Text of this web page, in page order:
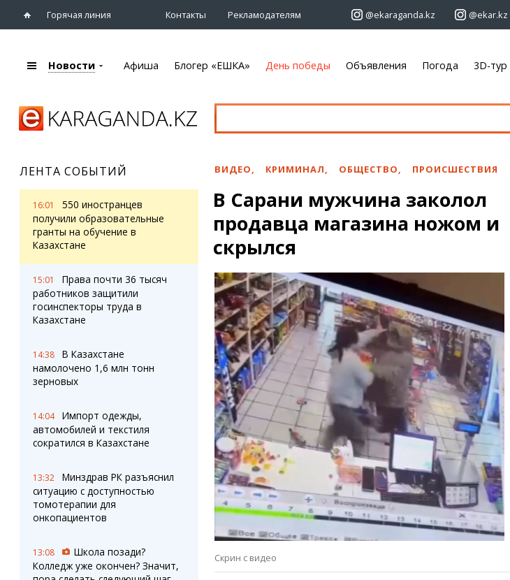
Горячая линия Контакты Рекламодателям @ekaraganda.kz @ekar.kz
Караганды
eTV
Рассылка новостей
Персоны
Интервью
Афиша
Театры
Спорт
Выставки
Цирк и зоопарк
Объявления
Автомобили
Услуги
Электроника
Мебель
Блогер «ЕШКА»
Лента блогера
Штрихи
Коллаж недели
Ешкин гороскоп
Карты
Web-камеры
Пробки
Карта Караганды
Организации
Мой участковый
Перекрытие дорог
Погода
Караганда
Темиртау
Балхаш
Жезказган
Медиа
Фото
Видео
Timelapse
Сервисы
Переводчик
Справочник
Расписание транспорта
Автобусные остановки
Экстренные службы
Каталог компаний
Купить шины, легко!
Новости Афиша Блогер «ЕШКА» День победы Объявления Погода 3D-тур
ЛЕНТА СОБЫТИЙ
16:01
550 иностранцев
получили образовательные
гранты на обучение в
Казахстане
15:01
Права почти 36 тысяч
работников защитили
госинспекторы труда в
Казахстане
14:38
В Казахстане
намолочено 1,6 млн тонн
зерновых
14:04
Импорт одежды,
автомобилей и текстиля
сократился в Казахстане
13:32
Минздрав РК разъяснил
ситуацию с доступностью
томотерапии для
онкопациентов
13:08
Школа позади?
Колледж уже окончен? Значит,
ВИДЕО, КРИМИНАЛ, ОБЩЕСТВО, ПРОИСШЕСТВИЯ
В Сарани мужчина заколол
продавца магазина ножом и
скрылся
Скрин с видео